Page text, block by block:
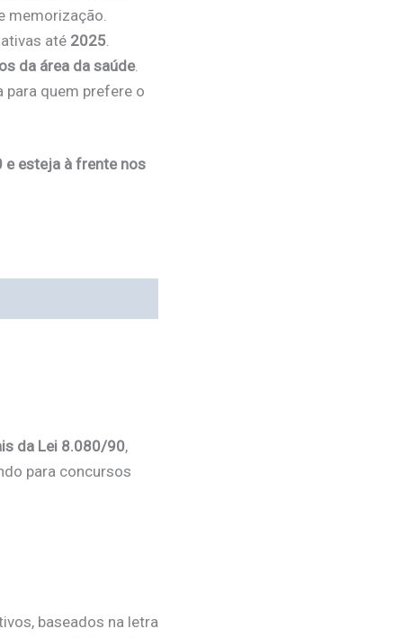
memorização.
até 2025
da área da saúde.
para quem prefere o
e esteja à frente nos
da Lei 8.080/90,
para concursos
baseados na letra